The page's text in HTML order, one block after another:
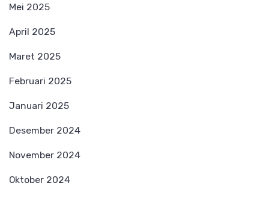
Mei 2025
April 2025
Maret 2025
Februari 2025
Januari 2025
Desember 2024
November 2024
Oktober 2024